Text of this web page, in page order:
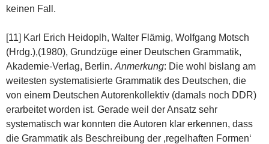
keinen Fall.
[11] Karl Erich Heidoplh, Walter Flämig, Wolfgang Motsch
(Hrdg.),(1980), Grundzüge einer Deutschen Grammatik,
Akademie-Verlag, Berlin. Anmerkung: Die wohl bislang am
weitesten systematisierte Grammatik des Deutschen, die
von einem Deutschen Autorenkollektiv (damals noch DDR)
erarbeitet worden ist. Gerade weil der Ansatz sehr
systematisch war konnten die Autoren klar erkennen, dass
die Grammatik als Beschreibung der ‚regelhaften Formen‘